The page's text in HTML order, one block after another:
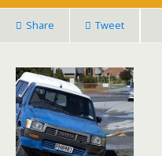
Share Tweet